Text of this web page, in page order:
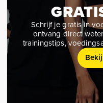
Schrijf je gratis in
ontvang direct
trainingstips,